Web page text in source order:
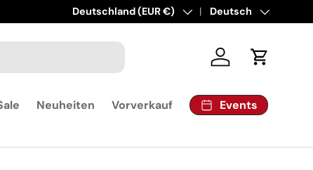
Land/Region
Deutschland (EUR €) SpracheDeutsch
Einloggen
Neuheiten Vorverkauf Events